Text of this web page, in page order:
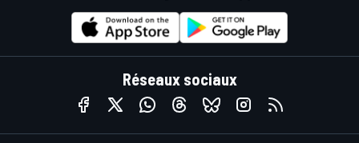
Réseaux sociaux